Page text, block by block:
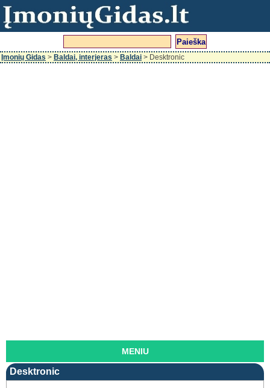
Įmonių Gidas > Baldai, interjeras > Baldai > Desktronic
MENIU
Desktronic